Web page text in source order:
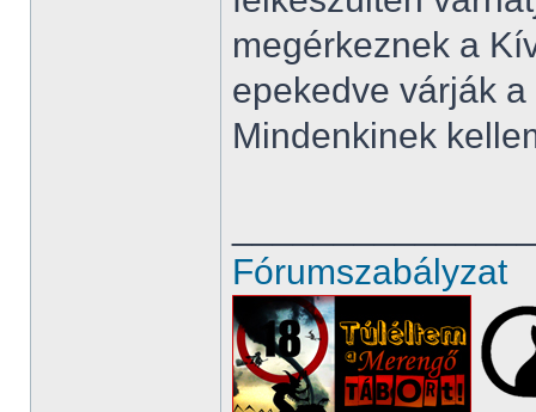
megérkeznek a
epekedve várják
Mindenkinek
Fórumszabályzat